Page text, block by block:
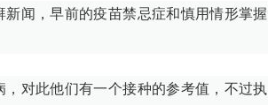
闻，早前的疫苗禁忌症和慎用情形掌握
对此他们有一个接种的参考值，不过执